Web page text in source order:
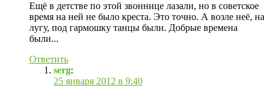
Ещё в детстве по этой звоннице лазали, но в советское
время на ней не было креста. Это точно. А возле неё, на
лугу, под гармошку танцы были. Добрые времена
были...
Ответить
serg:
25 января 2012 в 9:40